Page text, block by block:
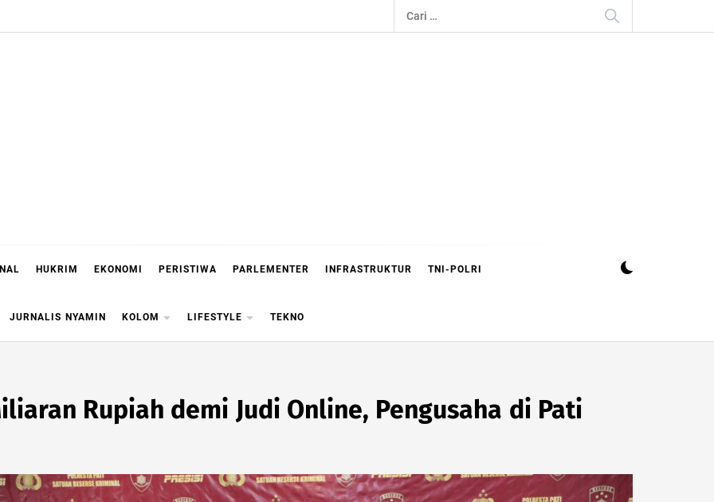
Cari
untuk:
HUKRIM EKONOMI PERISTIWA PARLEMENTER INFRASTRUKTUR TNI-POLRI
JURNALIS NYAMIN KOLOM LIFESTYLE TEKNO
Rupiah demi Judi Online, Pengusaha di Pati